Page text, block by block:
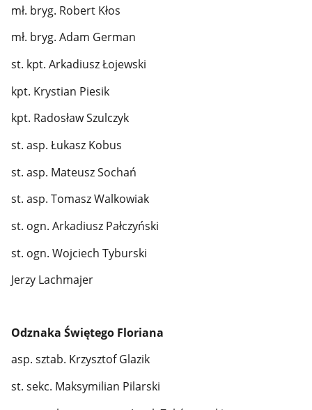
mł. bryg. Robert Kłos
mł. bryg. Adam German
st. kpt. Arkadiusz Łojewski
kpt. Krystian Piesik
kpt. Radosław Szulczyk
st. asp. Łukasz Kobus
st. asp. Mateusz Sochań
st. asp. Tomasz Walkowiak
st. ogn. Arkadiusz Pałczyński
st. ogn. Wojciech Tyburski
Jerzy Lachmajer
Odznaka Świętego Floriana
asp. sztab. Krzysztof Glazik
st. sekc. Maksymilian Pilarski